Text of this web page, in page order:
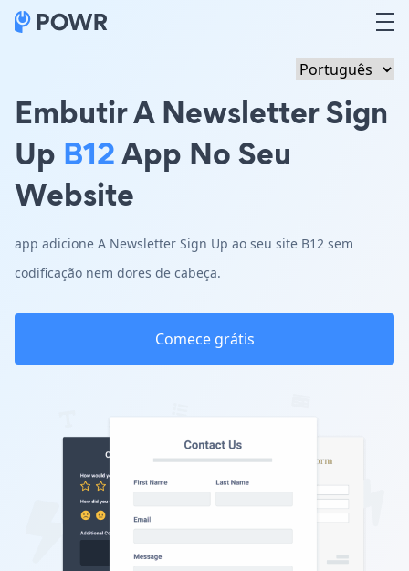
Embutir A Newsletter Sign
Up B12App No Seu
Website
app adicione A Newsletter Sign Up ao seu site B12 sem
codificação nem dores de cabeça.
Comece grátis